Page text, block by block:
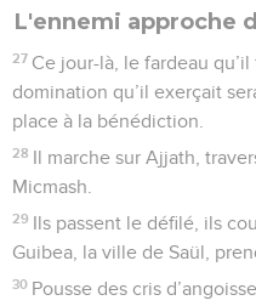
L'ennemi approche
27 Ce jour-là, le fardeau
domination qu’il exerçait
place à la bénédiction.
28 Il marche sur Ajjath,
Micmash.
29 Ils passent le défilé, ils
Guibea, la ville de Saül,
30 Pousse des cris